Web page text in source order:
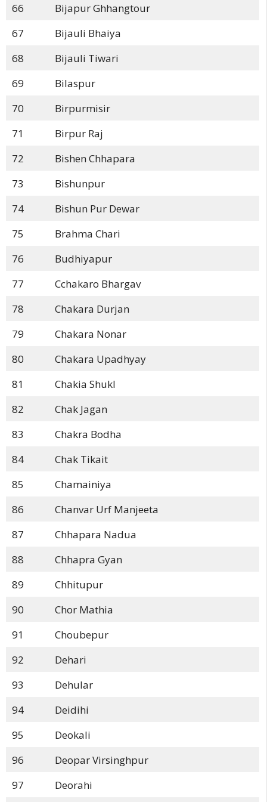
66
Bijapur Ghhangtour
67
Bijauli Bhaiya
68
Bijauli Tiwari
69
Bilaspur
70
Birpurmisir
71
Birpur Raj
72
Bishen Chhapara
73
Bishunpur
74
Bishun Pur Dewar
75
Brahma Chari
76
Budhiyapur
77
Cchakaro Bhargav
78
Chakara Durjan
79
Chakara Nonar
80
Chakara Upadhyay
81
Chakia Shukl
82
Chak Jagan
83
Chakra Bodha
84
Chak Tikait
85
Chamainiya
86
Chanvar Urf Manjeeta
87
Chhapara Nadua
88
Chhapra Gyan
89
Chhitupur
90
Chor Mathia
91
Choubepur
92
Dehari
93
Dehular
94
Deidihi
95
Deokali
96
Deopar Virsinghpur
97
Deorahi